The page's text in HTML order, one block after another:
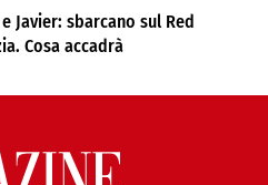
Javier: sbarcano sul Red
Cosa accadrà